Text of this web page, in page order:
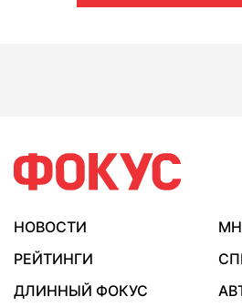
НОВОСТИ
РЕЙТИНГИ
ДЛИННЫЙ ФОКУС